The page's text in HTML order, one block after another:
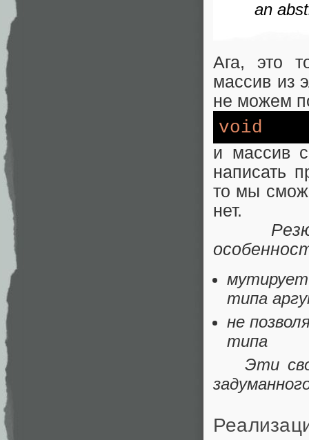
an
Ага, это
массив из
не можем
void
и массив
написать
то мы
нет.
мутирует
типа
не
типа
Эти